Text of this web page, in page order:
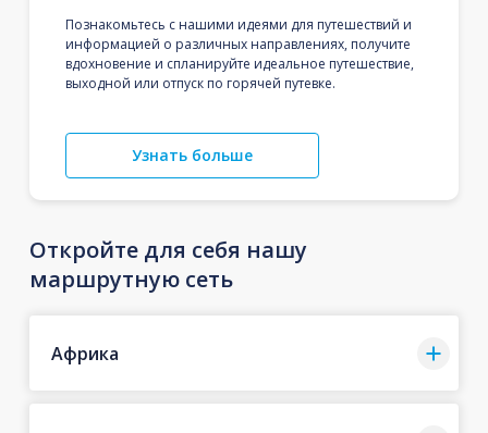
Познакомьтесь с нашими идеями для путешествий и
информацией о различных направлениях, получите
вдохновение и спланируйте идеальное путешествие,
выходной или отпуск по горячей путевке.
Узнать больше
Откройте для себя нашу
маршрутную сеть
Африка